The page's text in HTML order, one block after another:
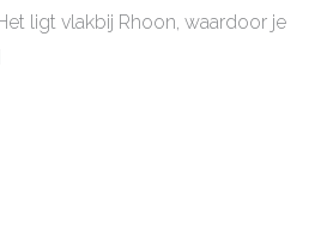
ligt vlakbij Rhoon, waardoor je